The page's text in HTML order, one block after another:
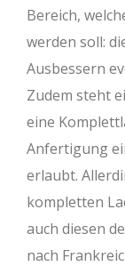
Bereich,
werden soll:
Ausbessern
Zudem steht
eine
Anfertigung
erlaubt.
kompletten
auch diesen
nach